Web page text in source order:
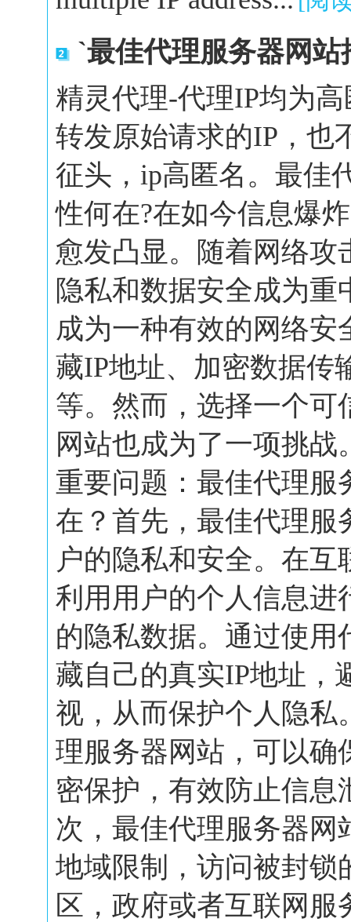
`最佳代理服务器网
精灵代理-代理IP均为
转发原始请求的IP，也
征头，ip高匿名。最佳
性何在?在如今信息爆
愈发凸显。随着网络攻
隐私和数据安全成为
成为一种有效的网络
藏IP地址、加密数据传
等。然而，选择一个可
网站也成为了一项挑
重要问题：最佳代理服
在？首先，最佳代理服
户的隐私和安全。在
利用用户的个人信息进
的隐私数据。通过使
藏自己的真实IP地址，
视，从而保护个人隐私
理服务器网站，可以确
密保护，有效防止信
次，最佳代理服务器
地域限制，访问被封锁
区，政府或者互联网